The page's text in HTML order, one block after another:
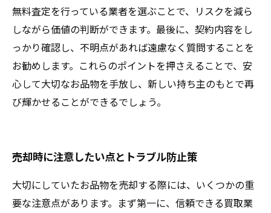
無料査定を行っている業者を選ぶことで、リスクを減ら
しながら価値の判断ができます。最後に、契約内容をし
っかり確認し、不明点があれば遠慮なく質問することを
お勧めします。これらのポイントを押さえることで、安
心して大切なお品物を手放し、新しい持ち主のもとで再
び輝かせることができるでしょう。
売却時に注意したい点とトラブル防止策
大切にしていたお品物を売却する際には、いくつかの重
要な注意点があります。まず第一に、信頼できる買取業